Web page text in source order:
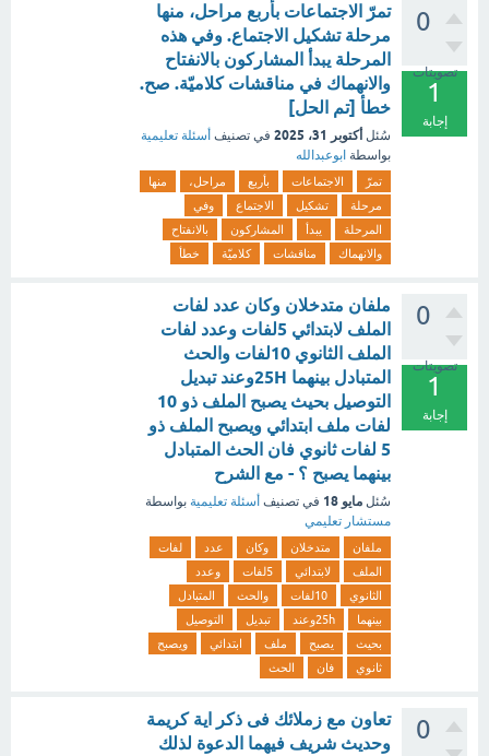
0
تصويتات
1
إجابة
تمرّ الاجتماعات بأربع مراحل، منها
مرحلة تشكيل الاجتماع. وفي هذه
المرحلة يبدأ المشاركون بالانفتاح
والانهماك في مناقشات كلاميّة. صح.
خطأ [تم الحل]
سُئل أكتوبر 31، 2025 في تصنيف أسئلة تعليمية
بواسطة ابوعبدالله
تمرّ الاجتماعات بأربع مراحل،
منها
مرحلة
تشكيل الاجتماع
وفي
المرحلة
يبدأ المشاركون
بالانفتاح
والانهماك
مناقشات كلاميّة خطأ
0
تصويتات
1
إجابة
ملفان متدخلان وكان عدد لفات
الملف لابتدائي 5لفات وعدد لفات
الملف الثانوي 10لفات والحث
المتبادل بينهما 25Hوعند تبديل
التوصيل بحيث يصبح الملف ذو 10
لفات ملف ابتدائي ويصبح الملف ذو
5 لفات ثانوي فان الحث المتبادل
بينهما يصبح ؟ - مع الشرح
سُئل مايو 18 في تصنيف أسئلة تعليمية بواسطة
مستشار تعليمي
ملفان متدخلان وكان عدد
لفات
الملف
لابتدائي 5لفات
وعدد
الثانوي
10لفات والحث
المتبادل
بينهما
25hوعند تبديل
التوصيل
بحيث
يصبح ملف ابتدائي
ويصبح
ثانوي
فان الحث
0
تعاون مع زملائك فى ذكر اية كريمة
وحديث شريف فيهما الدعوة لذلك